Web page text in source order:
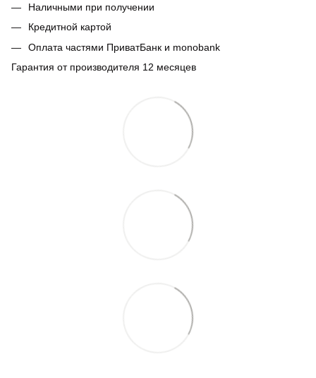
Наличными при получении
Кредитной картой
Оплата частями ПриватБанк и monobank
Гарантия от производителя 12 месяцев